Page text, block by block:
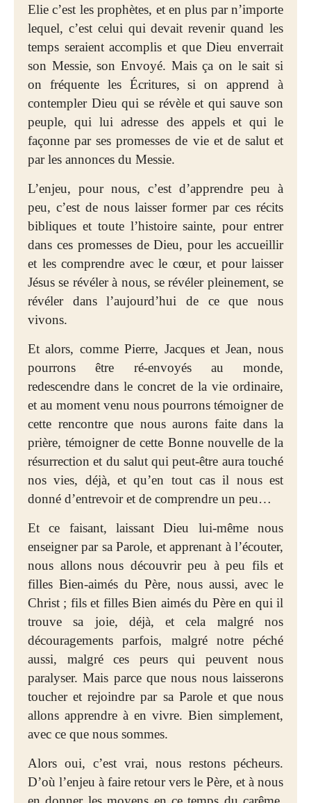
Elie c’est les prophètes, et en plus par n’importe
lequel, c’est celui qui devait revenir quand les
temps seraient accomplis et que Dieu enverrait
son Messie, son Envoyé. Mais ça on le sait si
on fréquente les Écritures, si on apprend à
contempler Dieu qui se révèle et qui sauve son
peuple, qui lui adresse des appels et qui le
façonne par ses promesses de vie et de salut et
par les annonces du Messie.
L’enjeu, pour nous, c’est d’apprendre peu à
peu, c’est de nous laisser former par ces récits
bibliques et toute l’histoire sainte, pour entrer
dans ces promesses de Dieu, pour les accueillir
et les comprendre avec le cœur, et pour laisser
Jésus se révéler à nous, se révéler pleinement, se
révéler dans l’aujourd’hui de ce que nous
vivons.
Et alors, comme Pierre, Jacques et Jean, nous
pourrons être ré-envoyés au monde,
redescendre dans le concret de la vie ordinaire,
et au moment venu nous pourrons témoigner de
cette rencontre que nous aurons faite dans la
prière, témoigner de cette Bonne nouvelle de la
résurrection et du salut qui peut-être aura touché
nos vies, déjà, et qu’en tout cas il nous est
donné d’entrevoir et de comprendre un peu…
Et ce faisant, laissant Dieu lui-même nous
enseigner par sa Parole, et apprenant à l’écouter,
nous allons nous découvrir peu à peu fils et
filles Bien-aimés du Père, nous aussi, avec le
Christ ; fils et filles Bien aimés du Père en qui il
trouve sa joie, déjà, et cela malgré nos
découragements parfois, malgré notre péché
aussi, malgré ces peurs qui peuvent nous
paralyser. Mais parce que nous nous laisserons
toucher et rejoindre par sa Parole et que nous
allons apprendre à en vivre. Bien simplement,
avec ce que nous sommes.
Alors oui, c’est vrai, nous restons pécheurs.
D’où l’enjeu à faire retour vers le Père, et à nous